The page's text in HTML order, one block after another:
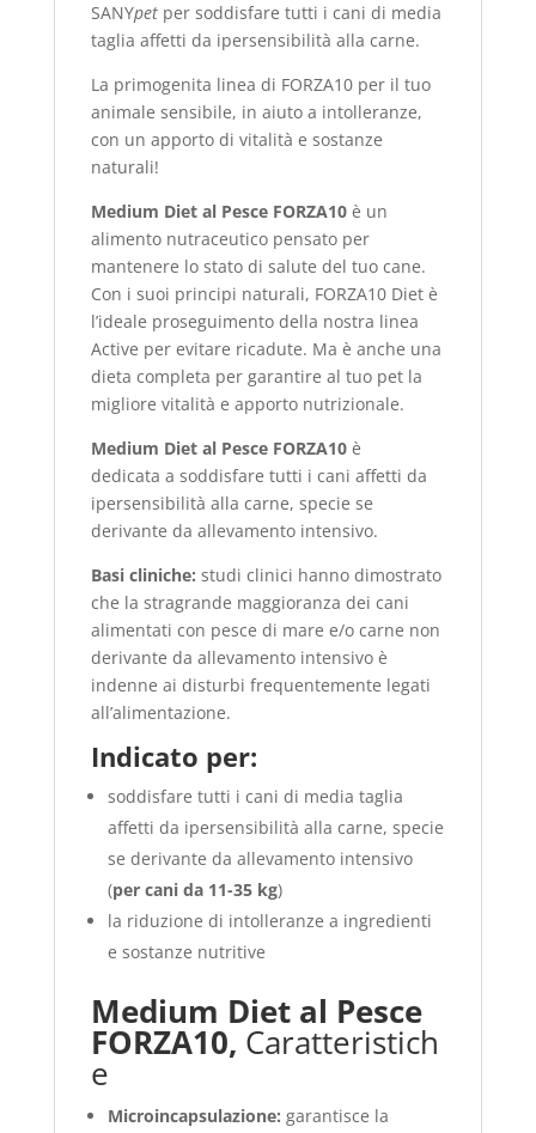
SANYpetper soddisfare tutti i cani di media
taglia affetti da ipersensibilità alla carne.
La primogenita linea di FORZA10 per il tuo
animale sensibile, in aiuto a intolleranze,
con un apporto di vitalità e sostanze
naturali!
Medium Diet al Pesce FORZA10è un
alimento nutraceutico pensato per
mantenere lo stato di salute del tuo cane.
Con i suoi principi naturali, FORZA10 Diet è
l’ideale proseguimento della nostra linea
Active per evitare ricadute. Ma è anche una
dieta completa per garantire al tuo pet la
migliore vitalità e apporto nutrizionale.
Medium Diet al Pesce FORZA10è
dedicata a soddisfare tutti i cani affetti da
ipersensibilità alla carne, specie se
derivante da allevamento intensivo.
Basi cliniche: studi clinici hanno dimostrato
che la stragrande maggioranza dei cani
alimentati con pesce di mare e/o carne non
derivante da allevamento intensivo è
indenne ai disturbi frequentemente legati
all’alimentazione.
Indicato per:
soddisfare tutti i cani di media taglia
affetti da ipersensibilità alla carne, specie
se derivante da allevamento intensivo
(per cani da 11-35 kg)
la riduzione di intolleranze a ingredienti
e sostanze nutritive
Medium Diet al Pesce
FORZA10, Caratteristich
e
Microincapsulazione: garantisce la